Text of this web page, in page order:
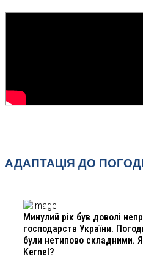
АДАПТАЦІЯ ДО
Минулий рік був доволі
господарств України.
були нетипово складними.
Kernel?